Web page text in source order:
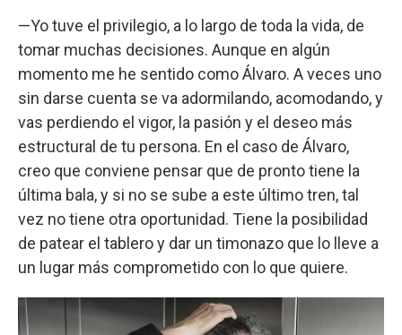
—Yo tuve el privilegio, a lo largo de toda la vida, de
tomar muchas decisiones. Aunque en algún
momento me he sentido como Álvaro. A veces uno
sin darse cuenta se va adormilando, acomodando, y
vas perdiendo el vigor, la pasión y el deseo más
estructural de tu persona. En el caso de Álvaro,
creo que conviene pensar que de pronto tiene la
última bala, y si no se sube a este último tren, tal
vez no tiene otra oportunidad. Tiene la posibilidad
de patear el tablero y dar un timonazo que lo lleve a
un lugar más comprometido con lo que quiere.